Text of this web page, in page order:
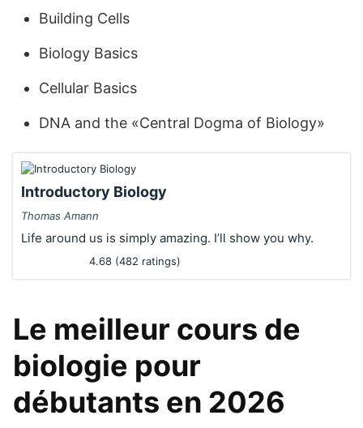
Building Cells
Biology Basics
Cellular Basics
DNA and the «Central Dogma of Biology»
Introductory Biology
Thomas Amann
Life around us is simply amazing. I’ll show you why.
4.68 (482 ratings)
Le meilleur cours de
biologie pour
débutants en 2026